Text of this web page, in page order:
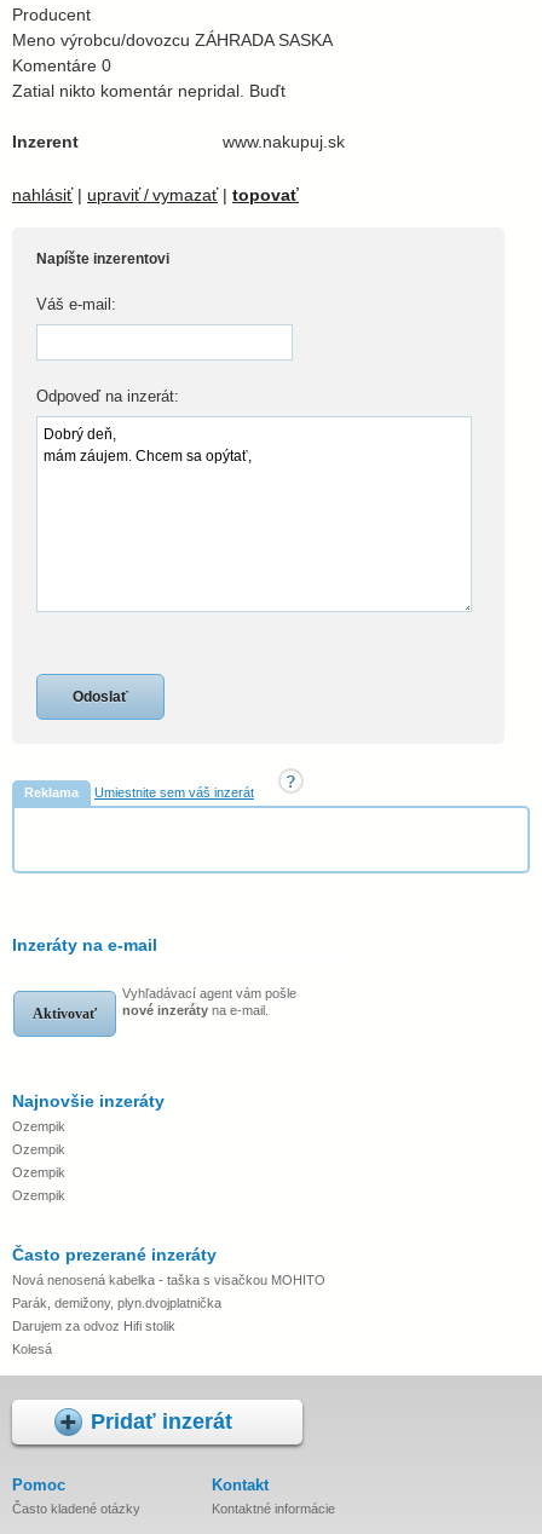
Producent
Meno výrobcu/dovozcu ZÁHRADA SASKA
Komentáre 0
Zatial nikto komentár nepridal. Buďt
Inzerent www.nakupuj.sk
nahlásiť| upraviť / vymazať| topovať
Napíšte inzerentovi
Váš e-mail:
Odpoveď na inzerát:
Reklama Umiestnite sem váš inzerát
Inzeráty na e-mail
Aktivovať
Vyhľadávací agent vám pošle
nové inzeráty na e-mail.
Najnovšie inzeráty
Ozempik
Ozempik
Ozempik
Ozempik
Často prezerané inzeráty
Nová nenosená kabelka - taška s visačkou MOHITO
Parák, demižony, plyn.dvojplatnička
Darujem za odvoz Hifi stolik
Kolesá
Pridať inzerát
Pomoc
Často kladené otázky
Kontakt
Kontaktné informácie